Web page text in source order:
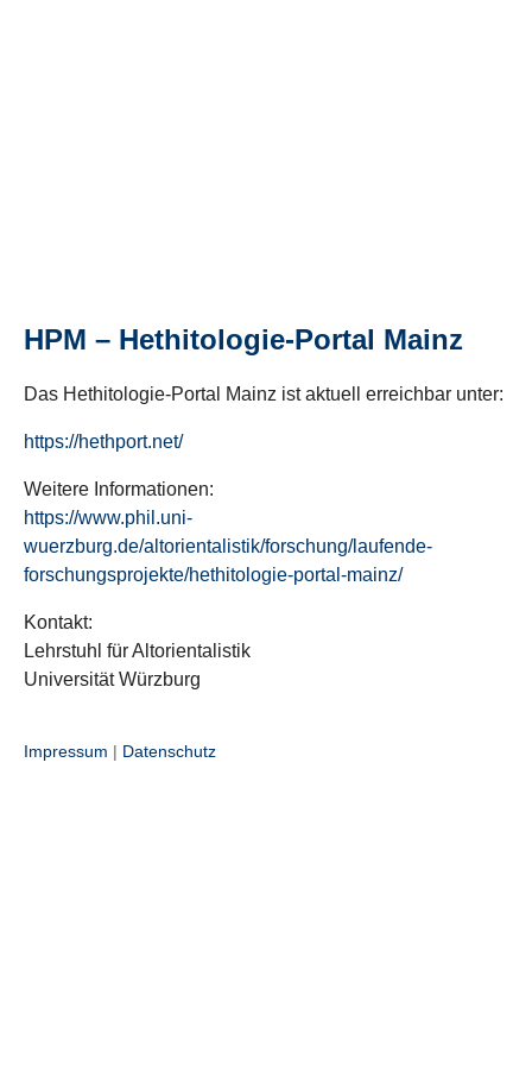
HPM – Hethitologie-Portal Mainz
Das Hethitologie-Portal Mainz ist aktuell erreichbar unter:
https://hethport.net/
Weitere Informationen:
https://www.phil.uni-
wuerzburg.de/altorientalistik/forschung/laufende-
forschungsprojekte/hethitologie-portal-mainz/
Kontakt:
Lehrstuhl für Altorientalistik
Universität Würzburg
Impressum | Datenschutz